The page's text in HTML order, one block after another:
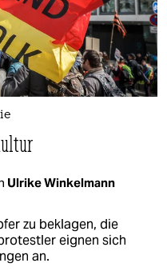
Ulrike Winkelmann
zu beklagen, die
eignen sich
an.